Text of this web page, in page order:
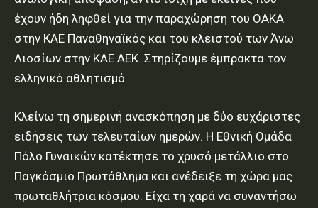
έχουν ήδη ληφθεί για την παραχώρηση του ΟΑΚΑ
στην ΚΑΕ Παναθηναϊκός και του κλειστού των Άνω
Λιοσίων στην ΚΑΕ ΑΕΚ. Στηρίζουμε έμπρακτα τον
ελληνικό αθλητισμό.
Κλείνω τη σημερινή ανασκόπηση με δύο ευχάριστες
ειδήσεις των τελευταίων ημερών. Η Εθνική Ομάδα
Πόλο Γυναικών κατέκτησε το χρυσό μετάλλιο στο
Παγκόσμιο Πρωτάθλημα και ανέδειξε τη χώρα μας
πρωταθλήτρια κόσμου. Είχα τη χαρά να συναντήσω